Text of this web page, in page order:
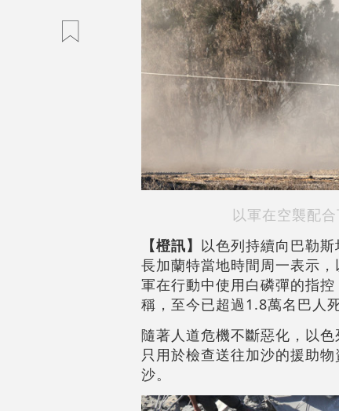
以軍在空襲配
【橙訊】 以色列持續向巴勒
長加蘭特當地時間周一表示
軍在行動中使用白磷彈的指
稱，至今已超過1.8萬名巴人
隨著人道危機不斷惡化，以
只用於檢查送往加沙的援助
沙。